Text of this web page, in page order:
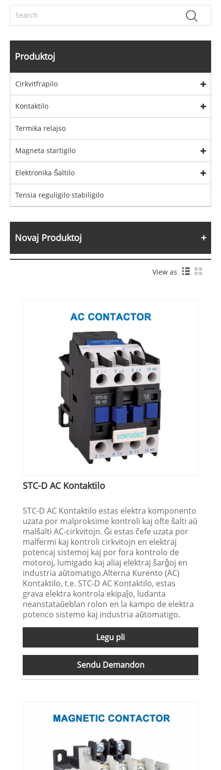
Produktoj
Cirkvitfrapilo
Kontaktilo
Termika relajso
Magneta startigilo
Elektronika Ŝaltilo
Tensia reguligilo stabiligilo
Novaj Produktoj
View as
STC-D AC Kontaktilo
STC-D AC Kontaktilo estas elektra komponento
uzata por malproksime kontroli kaj ofte ŝalti aŭ
malŝalti AC-cirkvitojn. Ĝi estas ĉefe uzata por
malfermi kaj kontroli cirkvitojn en elektraj
potencaj sistemoj kaj por fora kontrolo de
motoroj, lumigado kaj aliaj elektraj ŝarĝoj en
industria aŭtomatigo.Alterna Kurento (AC)
Kontaktilo, t.e. STC-D AC Kontaktilo, estas
grava elektra kontrola ekipaĵo, ludanta
neanstataŭeblan rolon en la kampo de elektra
potenco sistemo kaj industria aŭtomatigo.
Legu pli
Sendu Demandon